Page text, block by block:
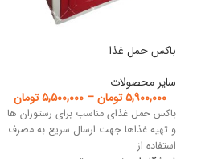
باکس حمل غذا
سایر محصولات
۵,۹۰۰,۰۰۰تومان– ۵,۵۰۰,۰۰۰تومان
باکس حمل غذای مناسب برای رستوران ها
و تهیه غذاها جهت ارسال سریع به مصرف
استفاده از